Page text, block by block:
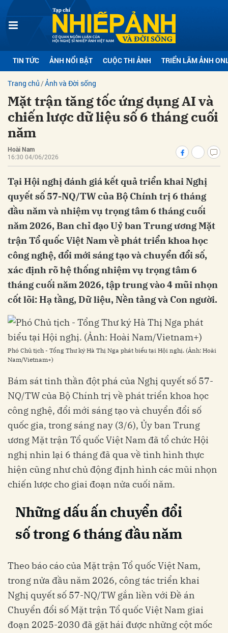
TIN TỨC ẢNH NỔI BẬT CUỘC THI ẢNH TRIỂN LÃM ẢNH
Trang chủ Ảnh và Đời sống
Mặt trận tăng tốc ứng dụng AI và
chiến lược dữ liệu số 6 tháng cuối
năm
Hoài Nam
16:30 04/06/2026
Tại Hội nghị đánh giá kết quả triển khai Nghị
quyết số 57-NQ/TW của Bộ Chính trị 6 tháng
đầu năm và nhiệm vụ trọng tâm 6 tháng cuối
năm 2026, Ban chỉ đạo Uỷ ban Trung ương Mặt
trận Tổ quốc Việt Nam về phát triển khoa học
công nghệ, đổi mới sáng tạo và chuyển đổi số,
xác định rõ hệ thống nhiệm vụ trọng tâm 6
tháng cuối năm 2026, tập trung vào 4 mũi nhọn
cốt lõi: Hạ tầng, Dữ liệu, Nền tảng và Con người.
Phó Chủ tịch - Tổng Thư ký Hà Thị Nga phát biểu tại Hội nghị. (Ảnh: Hoài
Nam/Vietnam+)
Bám sát tinh thần đột phá của Nghị quyết số 57-
NQ/TW của Bộ Chính trị về phát triển khoa học
công nghệ, đổi mới sáng tạo và chuyển đổi số
quốc gia, trong sáng nay (3/6), Ủy ban Trung
ương Mặt trận Tổ quốc Việt Nam đã tổ chức Hội
nghị nhìn lại 6 tháng đã qua về tình hình thực
hiện cũng như chủ động định hình các mũi nhọn
chiến lược cho giai đoạn nửa cuối năm.
Những dấu ấn chuyển đổi
sốtrong 6 tháng đầu năm
Theo báo cáo của Mặt trận Tổ quốc Việt Nam,
trong nửa đầu năm 2026, công tác triển khai
Nghị quyết số 57-NQ/TW gắn liền với Đề án
Chuyển đổi số Mặt trận Tổ quốc Việt Nam giai
đoạn 2025-2030 đã gặt hái được những cột mốc
luận
Hủy